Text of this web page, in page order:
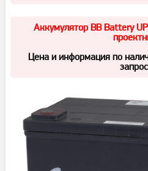
Аккумулятор BB Battery
Цена и информация по